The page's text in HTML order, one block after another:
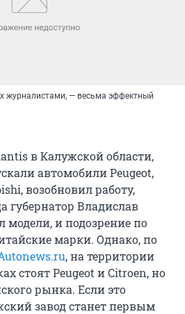
журналистами, — весьма эффектный
в Калужской области,
автомобили Peugeot,
возобновил работу,
губернатор Владислав
и подозрение по
марки. Однако, по
, на территории
стоят Peugeot и Citroen, но
рынка. Если это
завод станет первым